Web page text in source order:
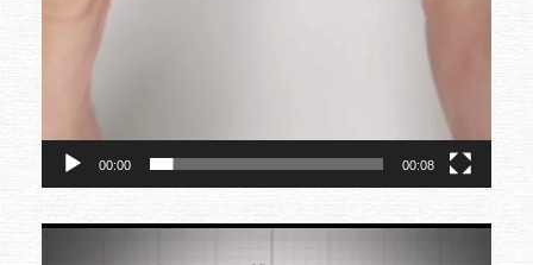
00:00 00:08
Video-